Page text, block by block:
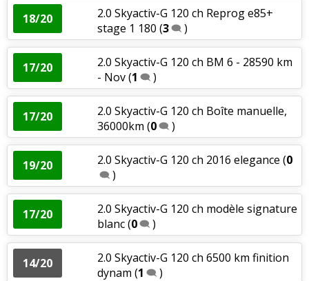
18/20
2.0 Skyactiv-G 120 ch Reprog e85+
stage 1 180 (3 )
17/20
2.0 Skyactiv-G 120 ch BM 6 - 28590 km
- Nov(1 )
17/20
2.0 Skyactiv-G 120 ch Boîte manuelle,
36000km (0 )
19/20 2.0 Skyactiv-G 120 ch 2016 elegance (0
)
17/20
2.0 Skyactiv-G 120 ch modèle signature
blanc(0 )
14/20
2.0 Skyactiv-G 120 ch 6500 km finition
dynam (1 )